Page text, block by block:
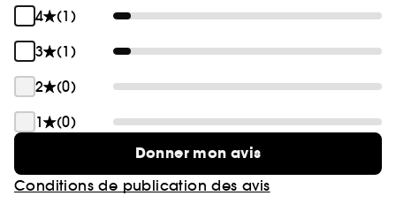
4
(1)
3
(1)
2
(0)
1
(0)
Donner mon avis
Conditions de publication des avis